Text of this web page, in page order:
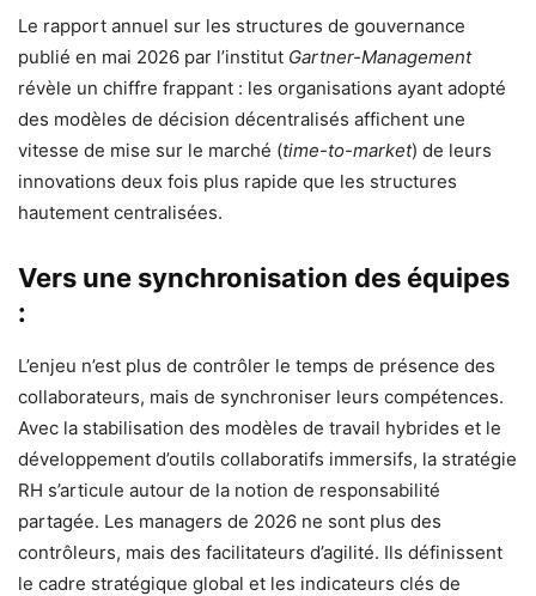
Le rapport annuel sur les structures de gouvernance
publié en mai 2026 par l’institut Gartner-Management
révèle un chiffre frappant : les organisations ayant adopté
des modèles de décision décentralisés affichent une
vitesse de mise sur le marché (time-to-market) de leurs
innovations deux fois plus rapide que les structures
hautement centralisées.
Vers une synchronisation des équipes
:
L’enjeu n’est plus de contrôler le temps de présence des
collaborateurs, mais de synchroniser leurs compétences.
Avec la stabilisation des modèles de travail hybrides et le
développement d’outils collaboratifs immersifs, la stratégie
RH s’articule autour de la notion de responsabilité
partagée. Les managers de 2026 ne sont plus des
contrôleurs, mais des facilitateurs d’agilité. Ils définissent
le cadre stratégique global et les indicateurs clés de